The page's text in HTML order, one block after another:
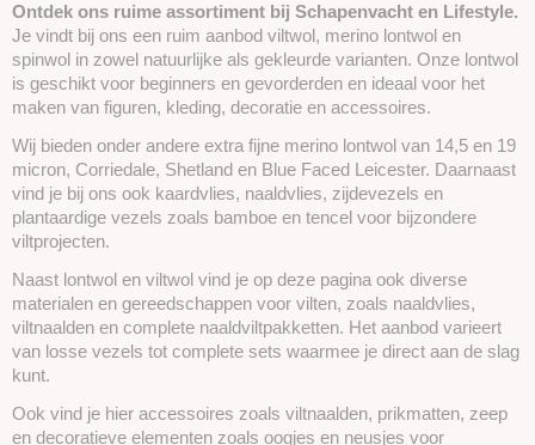
Vilt 30x30
Wool nepps
Vlokken & Krullen
Folie / Gaas
Sproeibal
Zeep
Styropor
Diverse
Stoffen
Ontdek ons ruime assortiment bij Schapenvacht en Lifestyle.
Je vindt bij ons een ruim aanbod viltwol, merino lontwol en
spinwol in zowel natuurlijke als gekleurde varianten. Onze lontwol
is geschikt voor beginners en gevorderden en ideaal voor het
maken van figuren, kleding, decoratie en accessoires.
Wij bieden onder andere extra fijne merino lontwol van 14,5 en 19
micron, Corriedale, Shetland en Blue Faced Leicester. Daarnaast
vind je bij ons ook kaardvlies, naaldvlies, zijdevezels en
plantaardige vezels zoals bamboe en tencel voor bijzondere
viltprojecten.
Naast lontwol en viltwol vind je op deze pagina ook diverse
materialen en gereedschappen voor vilten, zoals naaldvlies,
viltnaalden en complete naaldviltpakketten. Het aanbod varieert
van losse vezels tot complete sets waarmee je direct aan de slag
kunt.
Ook vind je hier accessoires zoals viltnaalden, prikmatten, zeep
en decoratieve elementen zoals oogjes en neusjes voor